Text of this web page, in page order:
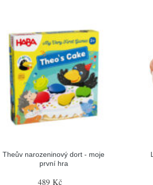
Theův narozeninový dort - moje
první hra
489 Kč